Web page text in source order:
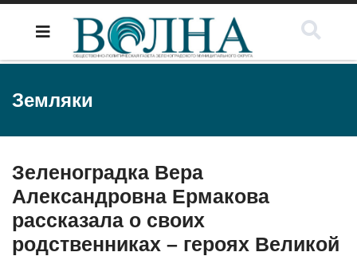
Земляки
Зеленоградка Вера
Александровна Ермакова
рассказала о своих
родственниках – героях Великой